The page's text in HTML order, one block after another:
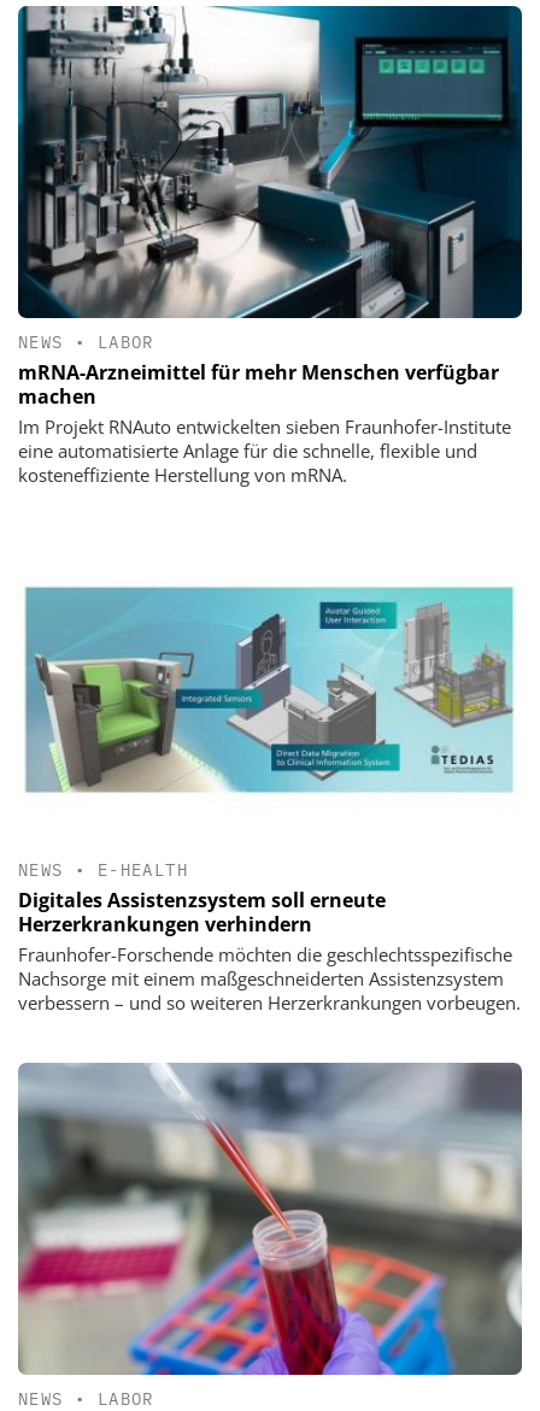
NEWS • LABOR
mRNA-Arzneimittel für mehr Menschen verfügbar
machen
Im Projekt RNAuto entwickelten sieben Fraunhofer-Institute
eine automatisierte Anlage für die schnelle, flexible und
kosteneffiziente Herstellung von mRNA.
NEWS • E-HEALTH
Digitales Assistenzsystem soll erneute
Herzerkrankungen verhindern
Fraunhofer-Forschende möchten die geschlechtsspezifische
Nachsorge mit einem maßgeschneiderten Assistenzsystem
verbessern – und so weiteren Herzerkrankungen vorbeugen.
NEWS • LABOR